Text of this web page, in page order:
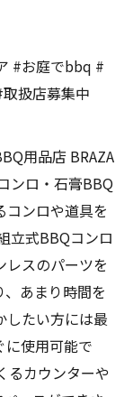
#お庭でbbq #
扱店募集中
用品店 BRAZA
ンロ・石膏BBQ
コンロや道具を
立式BBQコンロ
レスのパーツを
あまり時間を
したい方には最
に使用可能で
るカウンターや